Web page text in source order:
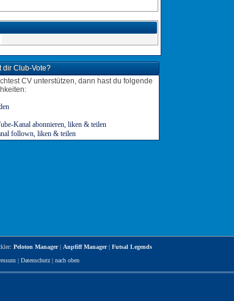
dir Club-Vote?
CV unterstützen, dann hast du folgende
Kanal abonnieren, liken & teilen
follown, liken & teilen
Peloton Manager| Anpfiff Manager| Futsal Legends
| Datenschutz | nach oben